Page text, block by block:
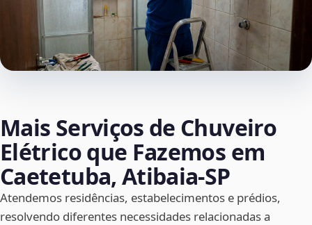
Mais Serviços de Chuveiro
Elétrico que Fazemos em
Caetetuba, Atibaia‑SP
Atendemos residências, estabelecimentos e prédios,
resolvendo diferentes necessidades relacionadas a